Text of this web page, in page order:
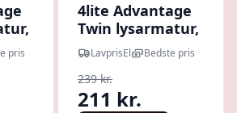
pris
4lite Advantage
Twin lysarmatur,
50W, 180 cm
LavprisEl Bedste pris
239 kr.
211 kr.